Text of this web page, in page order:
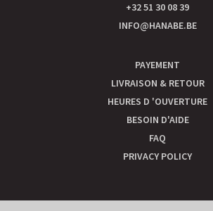
+32 51 30 08 39
INFO@HANABE.BE
PAYEMENT
LIVRAISON & RETOUR
HEURES D 'OUVERTURE
BESOIN D'AIDE
FAQ
PRIVACY POLICY